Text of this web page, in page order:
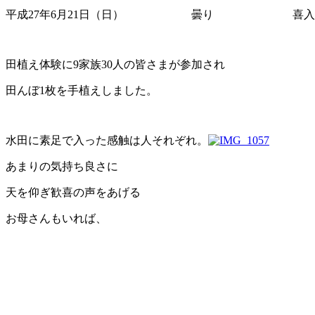
平成27年6月21日（日） 曇り 喜入一倉
田植え体験に9家族30人の皆さまが参加され
田んぼ1枚を手植えしました。
水田に素足で入った感触は人それぞれ。
あまりの気持ち良さに
天を仰ぎ歓喜の声をあげる
お母さんもいれば、